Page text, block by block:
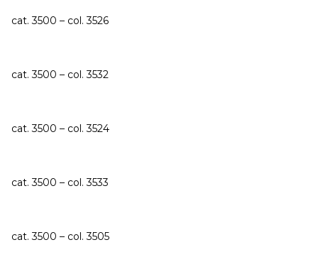
cat. 3500 – col. 3526
cat. 3500 – col. 3532
cat. 3500 – col. 3524
cat. 3500 – col. 3533
cat. 3500 – col. 3505